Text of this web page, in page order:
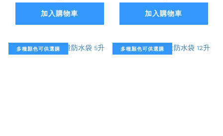
加入購物車 加入購物車
多種顏色可供選購 多種顏色可供選購